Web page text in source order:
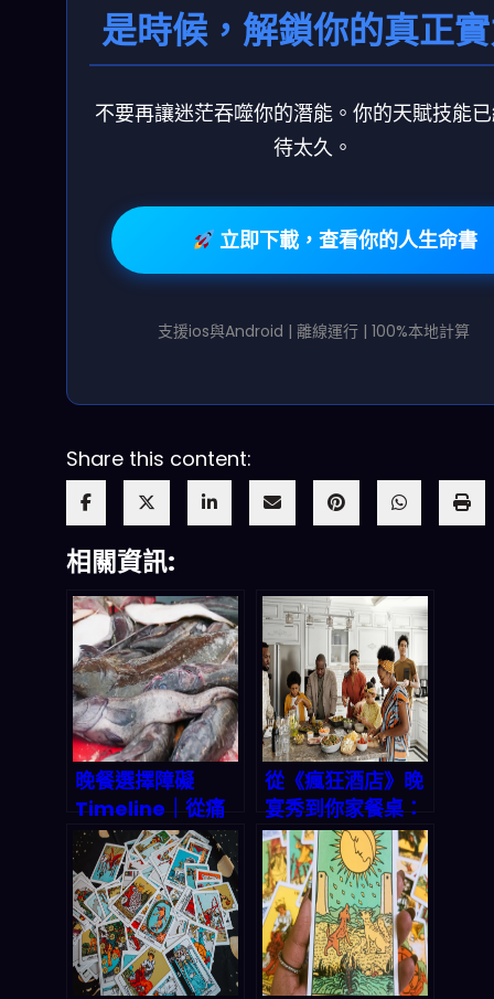
是時候，解鎖你的真正
不要再讓迷茫吞噬你的潛能。你的天賦技能
待太久。
立即下載，查看你的人生命書
支援ios與Android | 離線運行 | 100%本地計算
Share this content:
相關資訊:
晚餐選擇障礙
Timeline｜從痛
苦掙扎到秒決定的
轉變，AI 菜單神器
拯救你的每日用餐
焦慮
從《瘋狂酒店》晚
宴秀到你家餐桌：
解決『今晚吃什
麼』的科技秘方